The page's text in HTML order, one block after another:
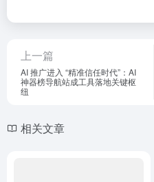
上一篇
AI 推广进入 “精准信任时代”：AI
神器榜导航站成工具落地关键枢
纽
相关文章